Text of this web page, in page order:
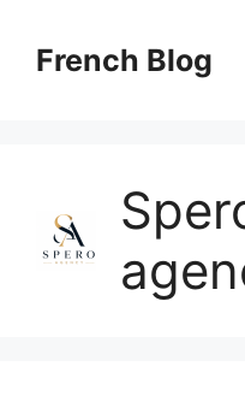
contentFrench Blog